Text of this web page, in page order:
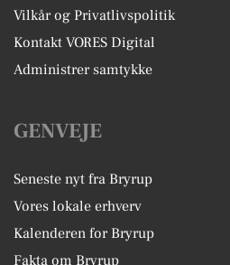
Vilkår og Privatlivspolitik
Kontakt VORES Digital
Administrer samtykke
GENVEJE
Seneste nyt fra Bryrup
Vores lokale erhverv
Kalenderen for Bryrup
Fakta om Bryrup